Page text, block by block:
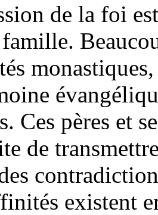
de la foi
Ces pères et
de
existent